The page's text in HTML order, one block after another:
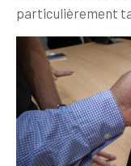
particulièrement